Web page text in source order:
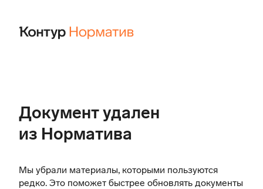
Документ удален
из Норматива
Мы убрали материалы, которыми пользуются
редко. Это поможет быстрее обновлять документы